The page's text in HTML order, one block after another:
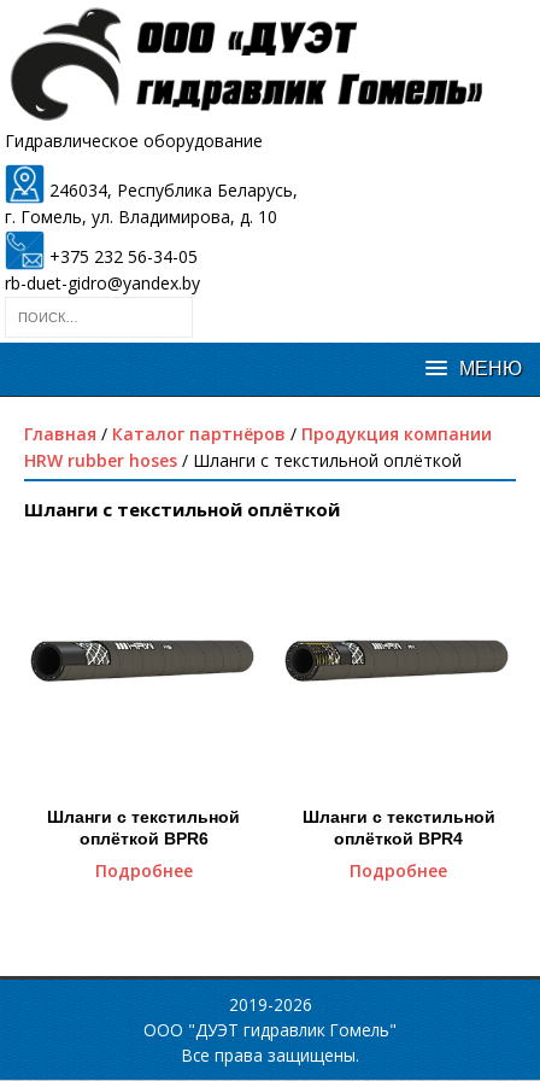
Гидравлическое оборудование
246034, Республика Беларусь,
г. Гомель, ул. Владимирова, д. 10
+375 232 56-34-05
rb-duet-gidro@yandex.by
Главная / Каталог партнёров / Продукция компании
HRW rubber hoses / Шланги с текстильной оплёткой
Шланги с текстильной оплёткой
Шланги с текстильной
оплёткой BPR6
Подробнее
Шланги с текстильной
оплёткой BPR4
Подробнее
2019-2026
ООО "ДУЭТ гидравлик Гомель"
Все права защищены.